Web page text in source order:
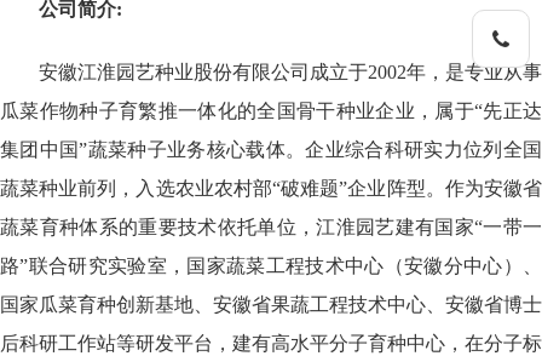
手机
公司简介:
安徽江淮园艺种业股份有限公司成立于2002年，是专业从事
瓜菜作物种子育繁推一体化的全国骨干种业企业，属于“先正达
集团中国”蔬菜种子业务核心载体。企业综合科研实力位列全国
蔬菜种业前列，入选农业农村部“破难题”企业阵型。作为安徽省
蔬菜育种体系的重要技术依托单位，江淮园艺建有国家“一带一
路”联合研究实验室，国家蔬菜工程技术中心（安徽分中心）、
国家瓜菜育种创新基地、安徽省果蔬工程技术中心、安徽省博士
后科研工作站等研发平台，建有高水平分子育种中心，在分子标